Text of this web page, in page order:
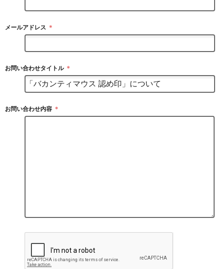
メールアドレス ＊
お問い合わせタイトル ＊
お問い合わせ内容 ＊